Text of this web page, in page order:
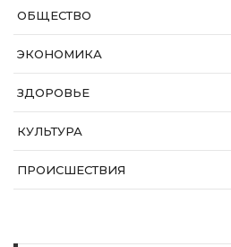
ОБЩЕСТВО
ЭКОНОМИКА
ЗДОРОВЬЕ
КУЛЬТУРА
ПРОИСШЕСТВИЯ